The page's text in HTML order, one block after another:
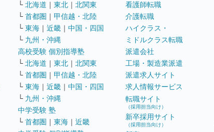
└ 北海道 ｜ 東北 ｜ 北関東
└ 首都圏 ｜ 甲信越・北陸
└ 東海 ｜ 近畿 ｜ 中国・四国
└ 九州・沖縄
高校受験 個別指導塾
└ 北海道 ｜ 東北 ｜ 北関東
└ 首都圏 ｜ 甲信越・北陸
└ 東海 ｜ 近畿 ｜ 中国・四国
└ 九州・沖縄
中学受験 塾
└ 首都圏 ｜ 東海 ｜ 近畿
看護師転職
介護転職
ハイクラス・
ミドルクラス転職
派遣会社
工場・製造業派遣
派遣求人サイト
求人情報サービス
転職サイト
（採用担当向け）
新卒採用サイト
（採用担当向け）